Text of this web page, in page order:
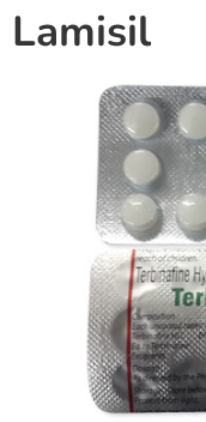
Lamisil